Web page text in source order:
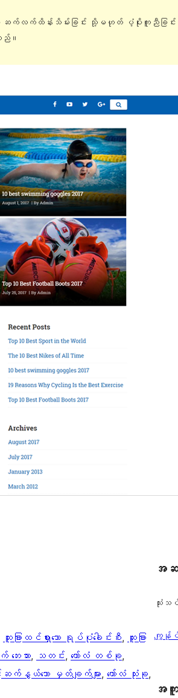
က်လက်ထိန်းသိမ်းခြင်း သို့မဟုတ် ပံ့ပိုးကူညီခြင်
ည်။
အစ
နေ
လက်ရှိ
အခ
ထူးခြားထင်ရှားသော ရုပ်ပုံခေါင်းစီး, ထူးခြား
ေးဘား, သတင်း, ကော်လံ တစ်ခု
နွယ်သော မှတ်ချက်များ, ကော်လံ သုံးခု
အ
သုံးသ
ကျွန်ု
အကူ